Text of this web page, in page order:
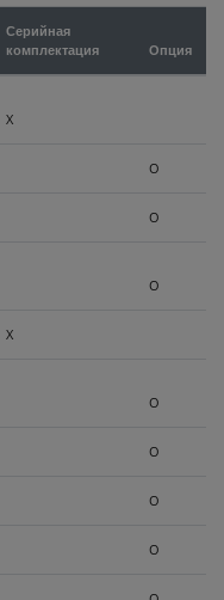
Серийная
комплектация
Опция
X
O
O
O
X
O
O
O
O